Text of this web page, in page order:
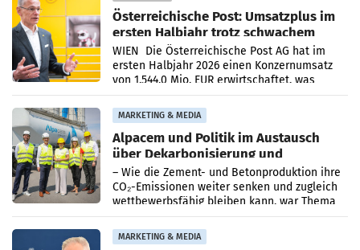
Österreichische Post: Umsatzplus im
ersten Halbjahr trotz schwachem
Briefgeschäft
WIEN Die Österreichische Post AG hat im
ersten Halbjahr 2026 einen Konzernumsatz
von 1.544,0 Mio. EUR erwirtschaftet, was
einem Plus von 3,8 Prozent gegenüber dem
Vergleichszeitraum
MARKETING & MEDIA
Alpacem und Politik im Austausch
über Dekarbonisierung und
Energiepreise
– Wie die Zement- und Betonproduktion ihre
CO₂-Emissionen weiter senken und zugleich
wettbewerbsfähig bleiben kann, war Thema
eines Treffens zwischen Staatssekretärin
Elisabeth
MARKETING & MEDIA